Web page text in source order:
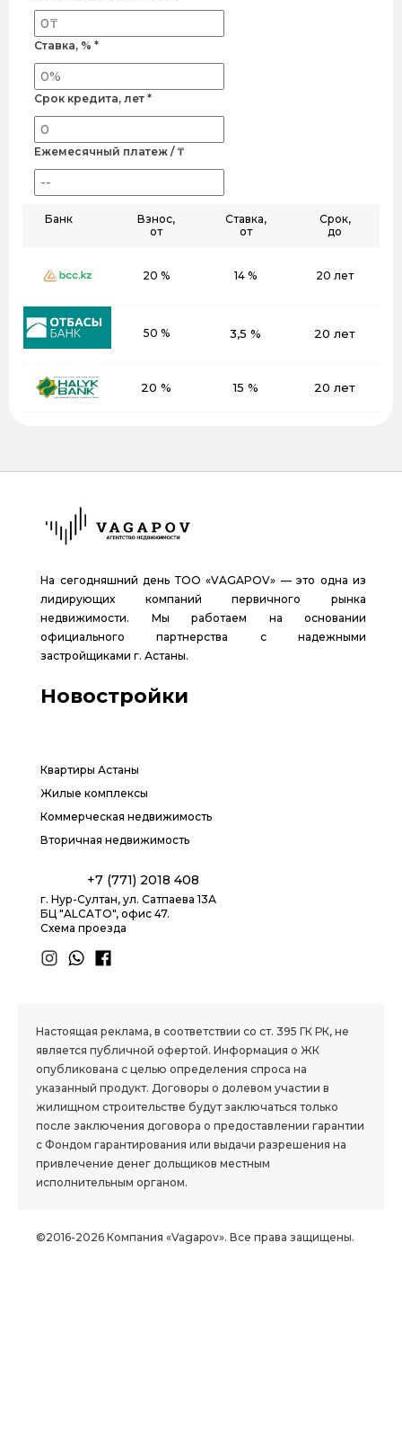
Ставка, % *
Срок кредита, лет *
Ежемесячный платеж / ₸
Банк
Взнос,
от
Ставка,
от
Срок,
до
20 % 14 % 20 лет
50 % 3,5 % 20 лет
20 % 15 % 20 лет
На сегодняшний день ТОО «VAGAPOV» — это одна из
лидирующих компаний первичного рынка
недвижимости. Мы работаем на основании
официального партнерства с надежными
застройщиками г. Астаны.
Новостройки
Квартиры Астаны
Жилые комплексы
Коммерческая недвижимость
Вторичная недвижимость
+7 (771) 2018 408
г. Нур-Султан, ул. Сатпаева 13А
БЦ "ALCATO", офис 47.
Схема проезда
Настоящая реклама, в соответствии со ст. 395 ГК РК, не
является публичной офертой. Информация о ЖК
опубликована с целью определения спроса на
указанный продукт. Договоры о долевом участии в
жилищном строительстве будут заключаться только
после заключения договора о предоставлении гарантии
с Фондом гарантирования или выдачи разрешения на
привлечение денег дольщиков местным
исполнительным органом.
©2016-2026 Компания «Vagapov». Все права защищены.